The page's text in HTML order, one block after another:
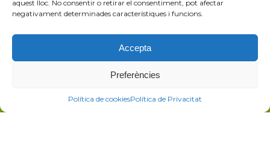
aquest lloc. No consentir o retirar el consentiment, pot afectar
negativament determinades característiques i funcions.
Accepta
Preferències
Política de cookiesPolítica de Privacitat
Oberta